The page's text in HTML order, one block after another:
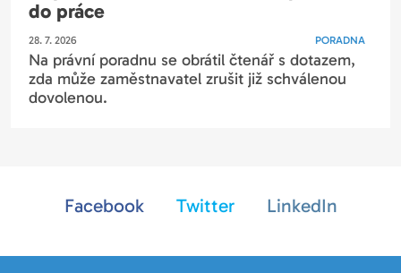
do práce
28. 7. 2026 PORADNA
Na právní poradnu se obrátil čtenář s dotazem,
zda může zaměstnavatel zrušit již schválenou
dovolenou.
Facebook Twitter LinkedIn